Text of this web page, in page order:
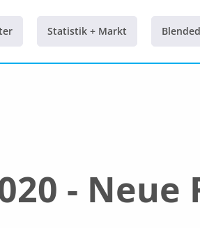
Statistik + Markt
-